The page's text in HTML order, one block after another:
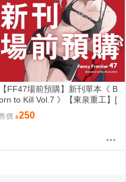
【FF47場前預購】新刊單本《 B
to Kill Vol.7 》【東泉重工】[
蔚藍檔案 ブルアカ / 鬼方佳世子
カヨコ ]
價 250